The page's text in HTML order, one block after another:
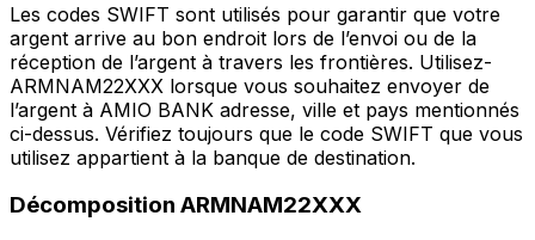
Les codes SWIFT sont utilisés pour garantir que votre
argent arrive au bon endroit lors de l’envoi ou de la
réception de l’argent à travers les frontières. Utilisez-
ARMNAM22XXX lorsque vous souhaitez envoyer de
l’argent à AMIO BANK adresse, ville et pays mentionnés
ci-dessus. Vérifiez toujours que le code SWIFT que vous
utilisez appartient à la banque de destination.
Décomposition ARMNAM22XXX